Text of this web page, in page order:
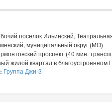
поселок Ильинский,
муниципальный округ (МО)
проспект (40 мин.
жилой квартал в
Группа Джи-3